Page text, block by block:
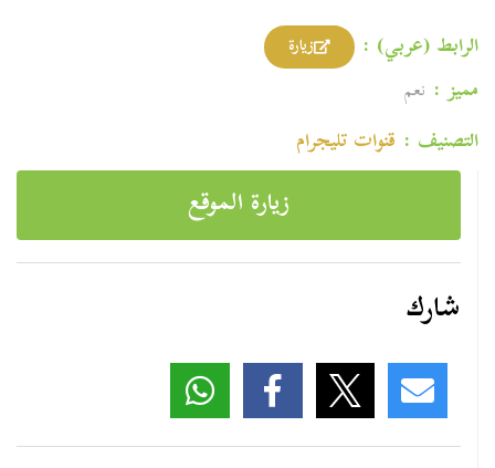
الرابط (عربي) :
زيارة
مميز : نعم
التصنيف : قنوات تليجرام
زيارة الموقع
شارك